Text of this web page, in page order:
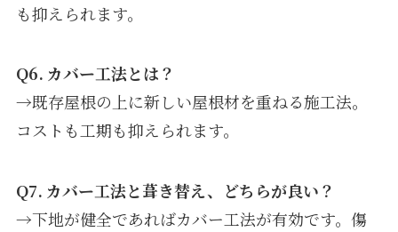
も抑えられます。
Q6. カバー工法とは？
→既存屋根の上に新しい屋根材を重ねる施工法。
コストも工期も抑えられます。
Q7. カバー工法と葺き替え、どちらが良い？
→下地が健全であればカバー工法が有効です。傷